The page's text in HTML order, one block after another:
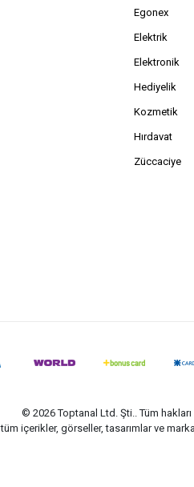
Egonex
Elektrik
Elektronik
Hediyelik
Kozmetik
Hırdavat
Züccaciye
© 2026 Toptanal Ltd. Şti.. Tüm hakları
içerikler, görseller, tasarımlar ve